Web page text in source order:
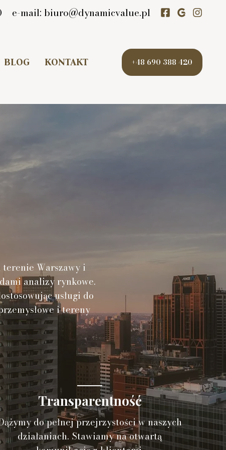
e-mail: biuro@dynamicvalue.pl
BLOG KONTAKT +48 690 388 420
Warszawy i
analizy rynkowe.
usługi do
i tereny
Transparentność
do pełnej przejrzystości w naszych
działaniach. Stawiamy na otwartą